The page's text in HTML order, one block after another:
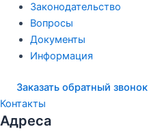
Законодательство
Вопросы
Документы
Информация
Заказать обратный звонок
Контакты
Адреса